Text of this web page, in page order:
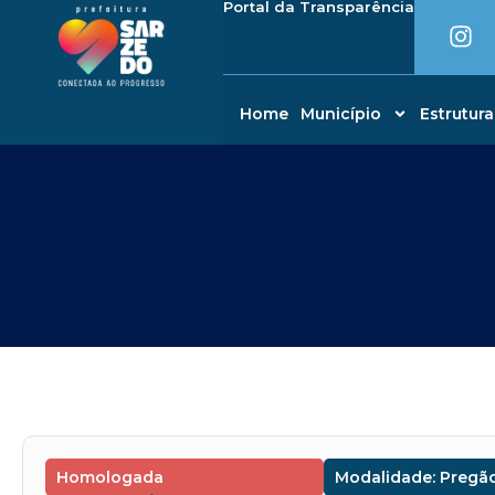
conteúdo Portal da Transparência
n
t
a
Home Município Estrutura
Homologada Modalidade: